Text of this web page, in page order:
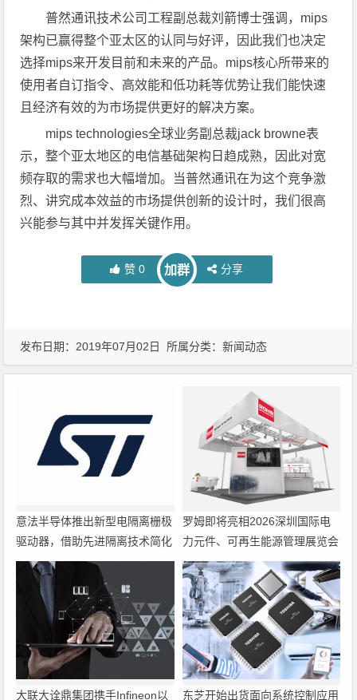
普然通讯技术公司工程副总裁刘箭博士强调，mips
架构已赢得整个亚太区的认同与好评，因此我们也决定
选择mips来开发目前和未来的产品。mips核心所带来的
使用者自订指令、高效能和低功耗等优势让我们能快速
且经济有效的为市场提供更好的解决方案。
mips technologies全球业务副总裁jack browne表
示，整个亚太地区的电信基础架构日趋成熟，因此对宽
频存取的需求也大幅增加。当普然通讯在为这个竞争激
烈、讲究成本效益的市场提供创新的设计时，我们很高
兴能参与其中并发挥关键作用。
赞 0 加群 分享
发布日期：2019年07月02日 所属分类：新闻动态
意法半导体推出新型电隔离栅极
驱动器，借助先进隔离技术简化
电源设计
罗姆即将亮相2026深圳国际电
力元件、可再生能源管理展览会
暨研讨会
大联大诠鼎集团携手Infineon以 东芝开始出货面向系统控制应用